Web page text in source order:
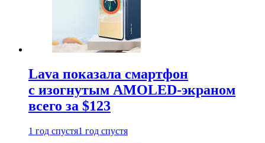
Lava показала смартфон
с изогнутым AMOLED-экраном
всего за $123
1 год спустя1 год спустя